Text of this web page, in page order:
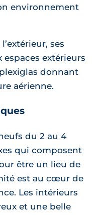
environnement
ses
extérieurs
donnant
aérienne.
du 2 au 4
qui composent
être un lieu de
est au cœur de
Les intérieurs
et une belle